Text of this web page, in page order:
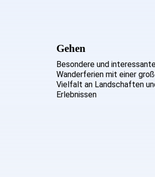
Gehen
Besondere und
Wanderferien mit einer
Vielfalt an Landschaften
Erlebnissen